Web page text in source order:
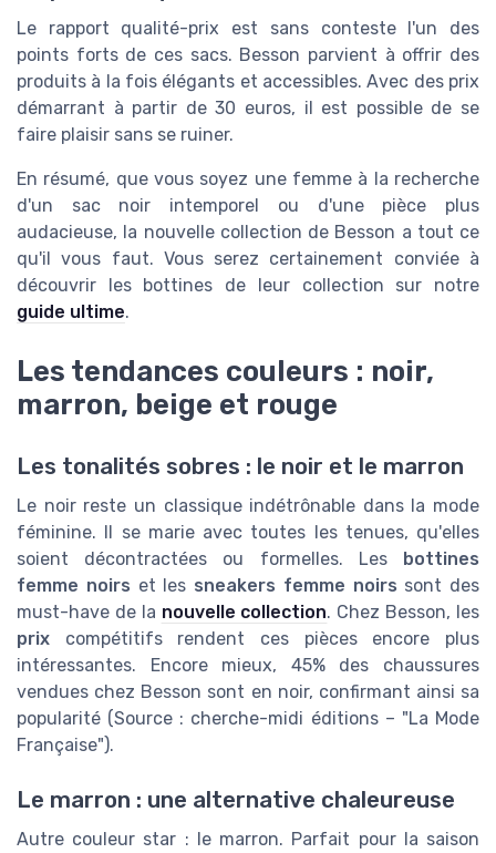
Le rapport qualité-prix est sans conteste l'un des
points forts de ces sacs. Besson parvient à offrir des
produits à la fois élégants et accessibles. Avec des prix
démarrant à partir de 30 euros, il est possible de se
faire plaisir sans se ruiner.
En résumé, que vous soyez une femme à la recherche
d'un sac noir intemporel ou d'une pièce plus
audacieuse, la nouvelle collection de Besson a tout ce
qu'il vous faut. Vous serez certainement conviée à
découvrir les bottines de leur collection sur notre
guide ultime.
Les tendances couleurs : noir,
marron, beige et rouge
Les tonalités sobres : le noir et le marron
Le noir reste un classique indétrônable dans la mode
féminine. Il se marie avec toutes les tenues, qu'elles
soient décontractées ou formelles. Les
bottines
femme noirs et les sneakers femme noirs sont des
must-have de la nouvelle collection. Chez Besson, les
prix compétitifs rendent ces pièces encore plus
intéressantes. Encore mieux, 45% des chaussures
vendues chez Besson sont en noir, confirmant ainsi sa
popularité (Source : cherche-midi éditions – "La Mode
Française").
Le marron : une alternative chaleureuse
Autre couleur star : le marron. Parfait pour la saison